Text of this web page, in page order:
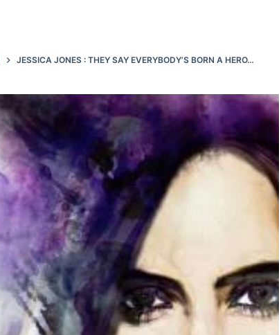
JESSICA JONES : THEY SAY EVERYBODY’S BORN A HERO…